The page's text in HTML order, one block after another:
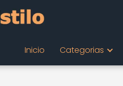
Inicio Categorias